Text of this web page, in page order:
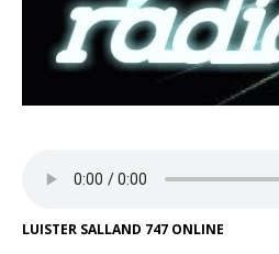
LUISTER SALLAND 747 ONLINE